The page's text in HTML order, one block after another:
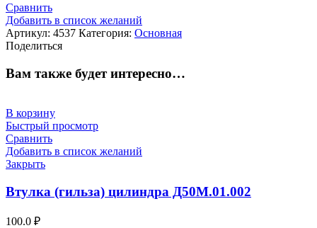
Сравнить
Добавить в список желаний
Артикул: 4537 Категория: Основная
Поделиться
Вам также будет интересно…
В корзину
Быстрый просмотр
Сравнить
Добавить в список желаний
Закрыть
Втулка (гильза) цилиндра Д50М.01.002
100.0 ₽